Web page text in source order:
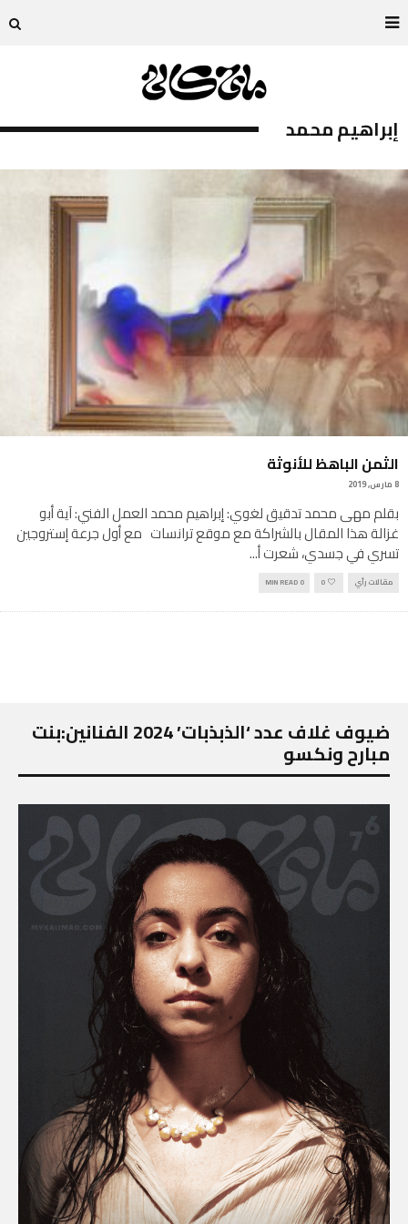
إبراهيم محمد
الثمن الباهظ للأنوثة
8 مارس, 2019
بقلم مهى محمد تدقيق لغوي: إبراهيم محمد العمل الفني: آية أبو
غزالة هذا المقال بالشراكة مع موقع ترانسات مع أول جرعة إستروجين
تسري في جسدي، شعرت أ...
مقالات رأي 0
0 MIN READ
ضيوف غلاف عدد ‘الذبذبات’ 2024 الفنانين:بنت
مبارح ونكسو